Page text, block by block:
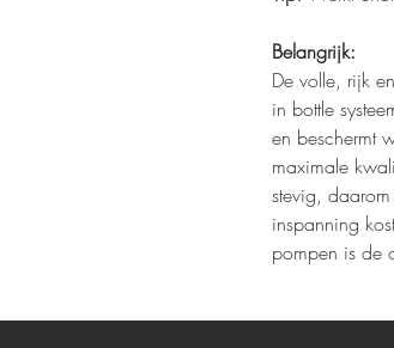
Belangrijk:
De volle, rijk
in bottle
en beschermt
maximale
stevig,
inspanning
pompen is de